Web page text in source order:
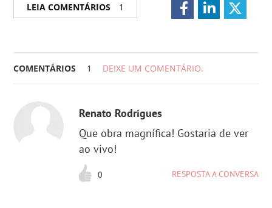
LEIA COMENTÁRIOS 1
COMENTÁRIOS 1 DEIXE UM COMENTÁRIO.
Renato Rodrigues
Que obra magnífica! Gostaria de ver
ao vivo!
0 RESPOSTA A CONVERSA